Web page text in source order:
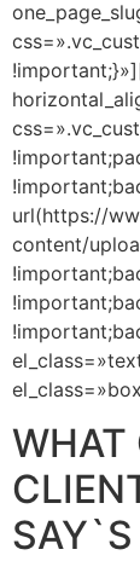
url(https://
content/
WHAT
SAY`S